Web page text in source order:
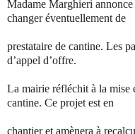
Madame Marghieri
changer éventuellement de
prestataire de cantine. Les
d’appel d’offre.
La mairie réfléchit à la mise
cantine. Ce projet est en
chantier et amènera à